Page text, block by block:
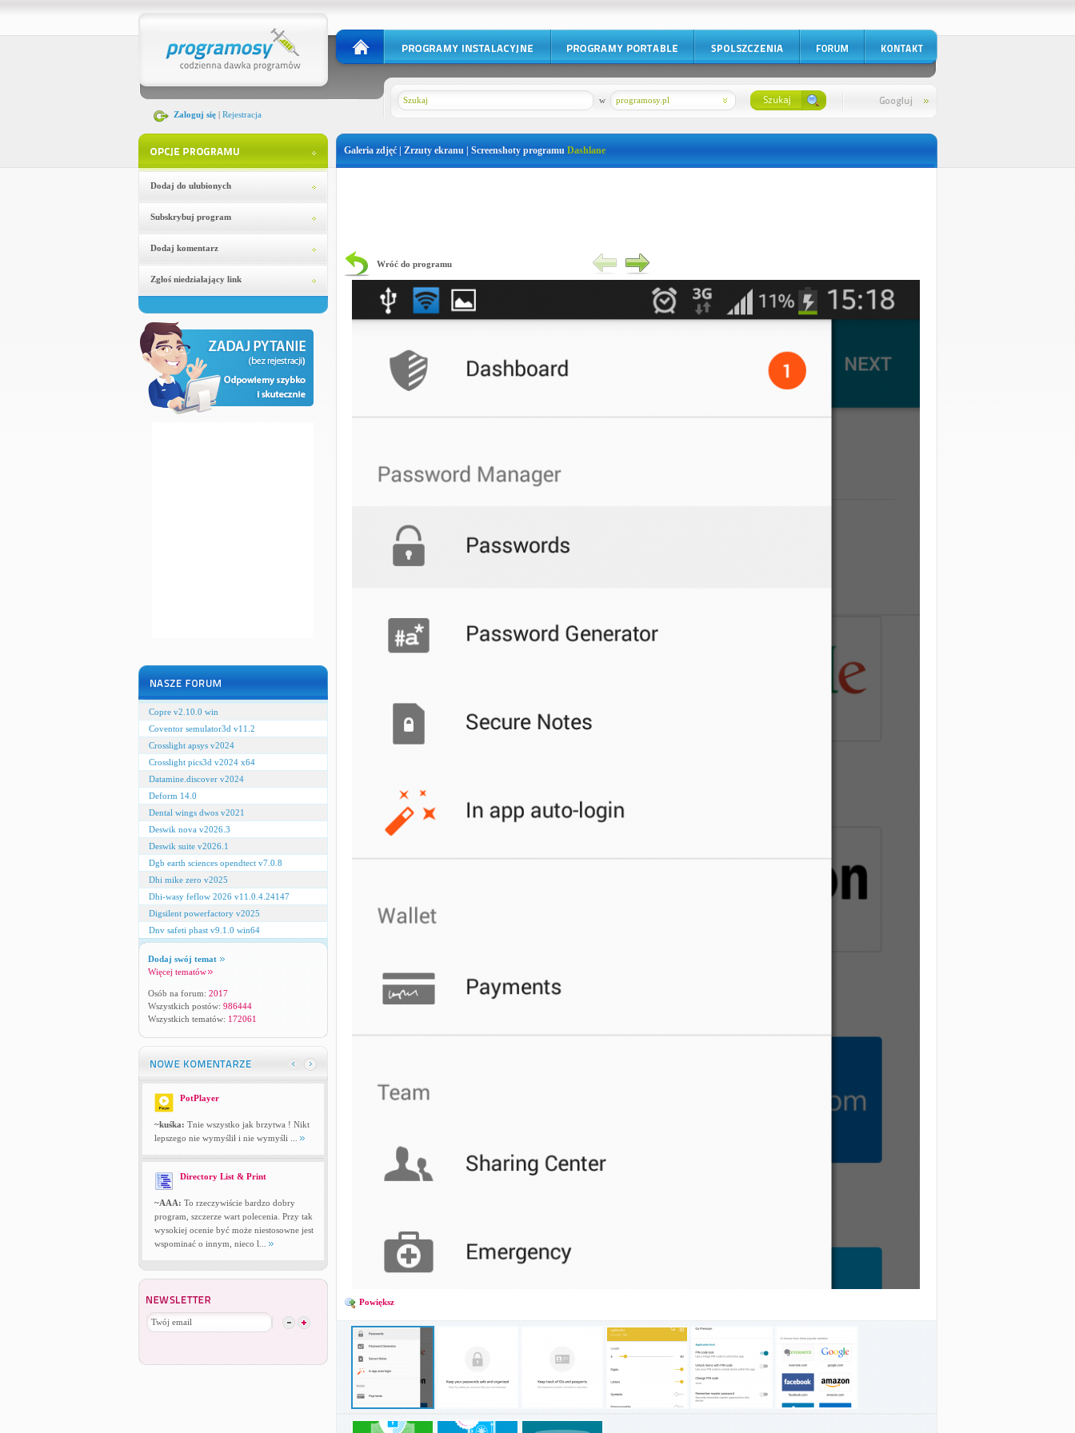
Zaloguj się| Rejestracja
programosy.pl
w
Dodaj do ulubionych
Subskrybuj program
Dodaj komentarz
Zgłoś niedziałający link
Copre v2.10.0 win
Coventor semulator3d v11.2
Crosslight apsys v2024
Crosslight pics3d v2024 x64
Datamine.discover v2024
Deform 14.0
Dental wings dwos v2021
Deswik nova v2026.3
Deswik suite v2026.1
Dgb earth sciences opendtect v7.0.8
Dhi mike zero v2025
Dhi-wasy feflow 2026 v11.0.4.24147
Digsilent powerfactory v2025
Dnv safeti phast v9.1.0 win64
Dodaj swój temat
Więcej tematów
Osób na forum: 2017
Wszystkich postów: 986444
Wszystkich tematów: 172061
PotPlayer
~kuśka: Tnie wszystko jak brzytwa ! Nikt
lepszego nie wymyślił i nie wymyśli ...
Directory List & Print
~AAA: To rzeczywiście bardzo dobry
program, szczerze wart polecenia. Przy tak
wysokiej ocenie być może niestosowne jest
wspominać o innym, nieco l...
Galeria zdjęć | Zrzuty ekranu | Screenshoty programu Dashlane
Wróć do programu
Powiększ